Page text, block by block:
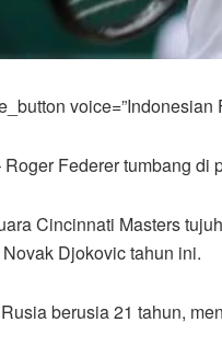
voice=”Indonesian
Roger Federer tumbang di
Cincinnati Masters
Djokovic tahun ini.
berusia 21 tahun,